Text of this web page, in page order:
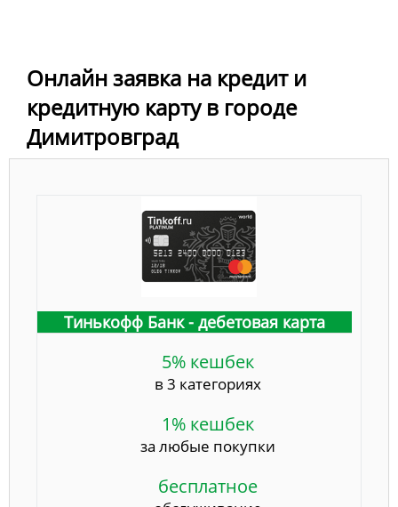
Онлайн заявка на кредит и
кредитную карту в городе
Димитровград
Тинькофф Банк - дебетовая карта
5% кешбек
в 3 категориях
1% кешбек
за любые покупки
бесплатное